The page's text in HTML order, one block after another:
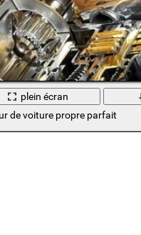
plein écran
de voiture propre parfait